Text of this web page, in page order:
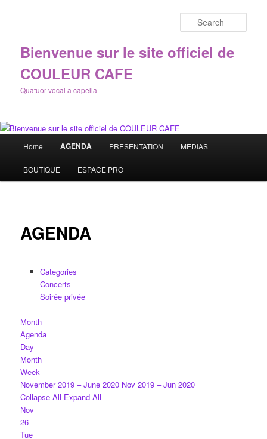
Bienvenue sur le site officiel de
COULEUR CAFE
Quatuor vocal a capella
Skip
to
content
Home AGENDA PRESENTATION MEDIAS
BOUTIQUE ESPACE PRO
AGENDA
Categories
Concerts
Soirée privée
Month
Agenda
Day
Month
Week
November 2019 – June 2020 Nov 2019 – Jun 2020
Collapse All Expand All
Nov
26
Tue